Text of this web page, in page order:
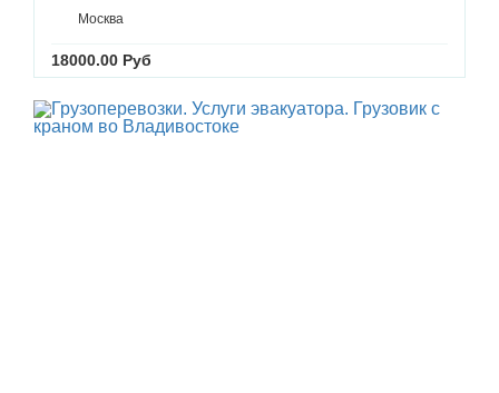
Москва
18000.00 Руб